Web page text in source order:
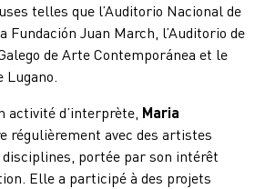
telles que l’Auditorio Nacional de
Fundación Juan March, l’Auditorio de
de Arte Contemporánea et le
activité d’interprète, Maria
régulièrement avec des artistes
portée par son intérêt
Elle a participé à des projets